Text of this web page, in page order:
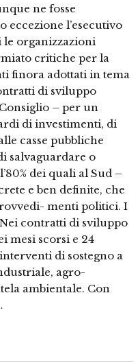
ne fosse
eccezione l’esecutivo
le organizzazioni
critiche per la
finora adottati in tema
di sviluppo
– per un
di investimenti, di
casse pubbliche
salvaguardare o
dei quali al Sud –
e ben definite, che
menti politici. I
contratti di sviluppo
mesi scorsi e 24
di sostegno a
agro-
ambientale. Con